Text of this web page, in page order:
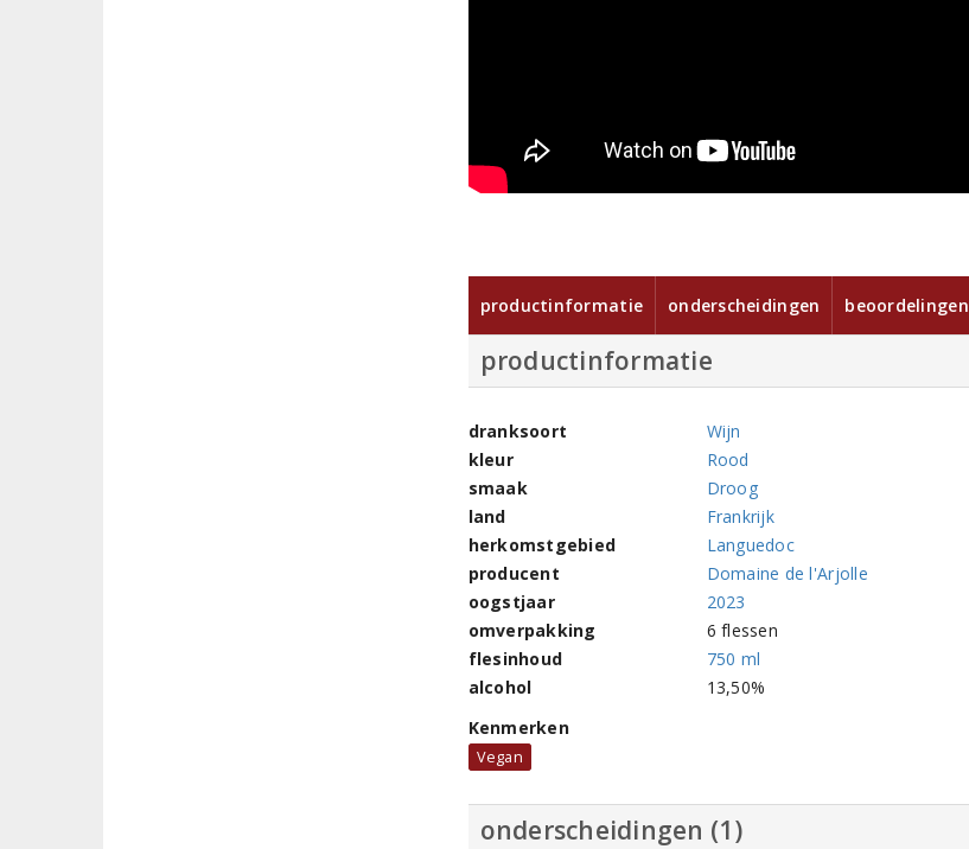
productinformatie onderscheidingen beoordelingen
productinformatie
dranksoort
Wijn
kleur
Rood
smaak
Droog
land
Frankrijk
herkomstgebied
Languedoc
producent
Domaine de l'Arjolle
oogstjaar
2023
omverpakking
6 flessen
flesinhoud
750 ml
alcohol
13,50%
Kenmerken
Vegan
onderscheidingen (1)